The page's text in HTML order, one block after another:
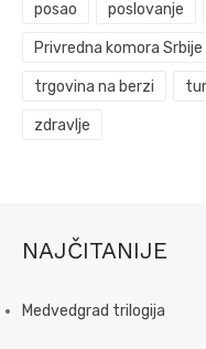
posao poslovanje
Privredna komora Srbije
trgovina na berzi
zdravlje
NAJČITANIJE
Medvedgrad trilogija